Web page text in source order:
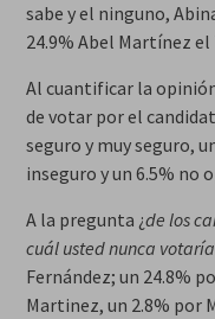
sabe y el ninguno,
24.9% Abel Martínez el
Al cuantificar la
de votar por el
seguro y muy seguro,
inseguro y un 6.5% no
A la pregunta ¿de los
cuál usted nunca votaría
Fernández; un 24.8%
Martinez, un 2.8% por